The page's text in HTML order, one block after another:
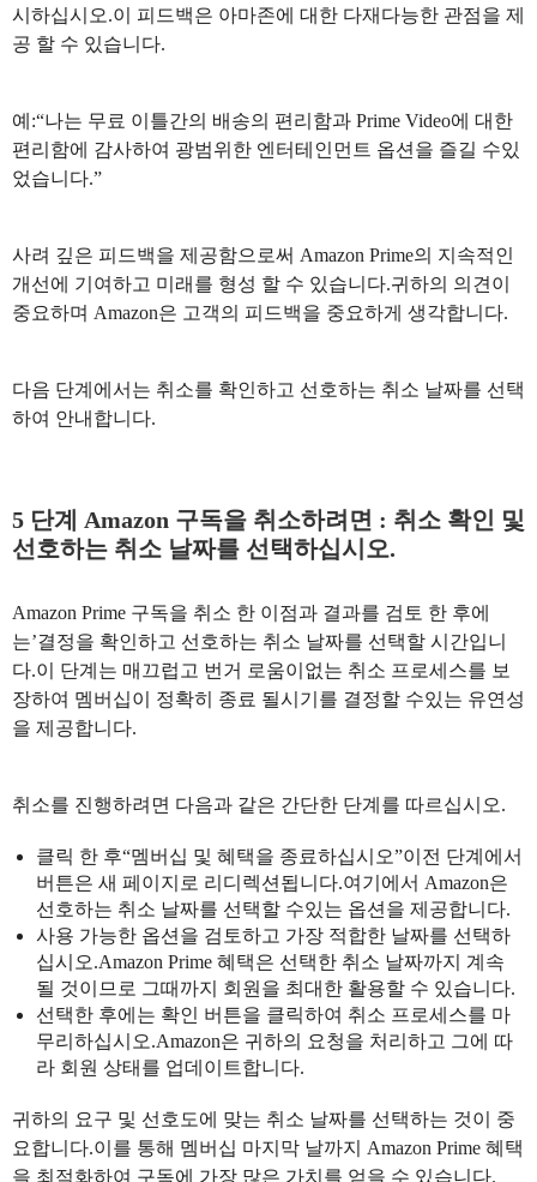
시하십시오.이 피드백은 아마존에 대한 다재다능한 관점을 제
공 할 수 있습니다.
예:“나는 무료 이틀간의 배송의 편리함과 Prime Video에 대한
편리함에 감사하여 광범위한 엔터테인먼트 옵션을 즐길 수있
었습니다.”
사려 깊은 피드백을 제공함으로써 Amazon Prime의 지속적인
개선에 기여하고 미래를 형성 할 수 있습니다.귀하의 의견이
중요하며 Amazon은 고객의 피드백을 중요하게 생각합니다.
다음 단계에서는 취소를 확인하고 선호하는 취소 날짜를 선택
하여 안내합니다.
5 단계 Amazon 구독을 취소하려면 : 취소 확인 및
선호하는 취소 날짜를 선택하십시오.
Amazon Prime 구독을 취소 한 이점과 결과를 검토 한 후에
는’결정을 확인하고 선호하는 취소 날짜를 선택할 시간입니
다.이 단계는 매끄럽고 번거 로움이없는 취소 프로세스를 보
장하여 멤버십이 정확히 종료 될시기를 결정할 수있는 유연성
을 제공합니다.
취소를 진행하려면 다음과 같은 간단한 단계를 따르십시오.
클릭 한 후“멤버십 및 혜택을 종료하십시오”이전 단계에서
버튼은 새 페이지로 리디렉션됩니다.여기에서 Amazon은
선호하는 취소 날짜를 선택할 수있는 옵션을 제공합니다.
사용 가능한 옵션을 검토하고 가장 적합한 날짜를 선택하
십시오.Amazon Prime 혜택은 선택한 취소 날짜까지 계속
될 것이므로 그때까지 회원을 최대한 활용할 수 있습니다.
선택한 후에는 확인 버튼을 클릭하여 취소 프로세스를 마
무리하십시오.Amazon은 귀하의 요청을 처리하고 그에 따
라 회원 상태를 업데이트합니다.
귀하의 요구 및 선호도에 맞는 취소 날짜를 선택하는 것이 중
요합니다.이를 통해 멤버십 마지막 날까지 Amazon Prime 혜택
을 최적화하여 구독에 가장 많은 가치를 얻을 수 있습니다.